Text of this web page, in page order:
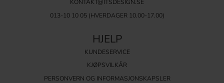
KONTAKT@ITSDESIGN.SE
013-10 10 05(HVERDAGER 10.00-17.00)
HJELP
KUNDESERVICE
KJØPSVILKÅR
PERSONVERN OG INFORMASJONSKAPSLER